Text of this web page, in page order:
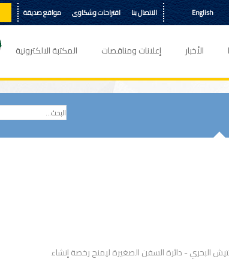
الاتصال بنا اقتراحات وشكاوى مواقع صديقة English
الأخبار إعلانات ومناقصات المكتبة الالكترونية
البحري - دائرة السفن الصغيرة ليمنح رخصة إنشاء